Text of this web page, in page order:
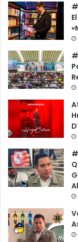
l
i
t
o
n
C
D
M
X
i
a
d
a
l
D
a
r
A
L
z
o
r
P
C
B
o
m